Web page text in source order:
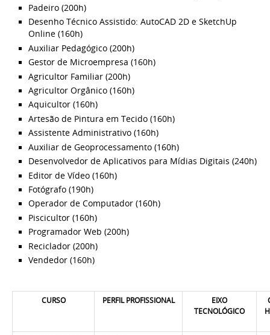
Padeiro (200h)
Desenho Técnico Assistido: AutoCAD 2D e SketchUp
Online (160h)
Auxiliar Pedagógico (200h)
Gestor de Microempresa (160h)
Agricultor Familiar (200h)
Agricultor Orgânico (160h)
Aquicultor (160h)
Artesão de Pintura em Tecido (160h)
Assistente Administrativo (160h)
Auxiliar de Geoprocessamento (160h)
Desenvolvedor de Aplicativos para Mídias Digitais (240h)
Editor de Vídeo (160h)
Fotógrafo (190h)
Operador de Computador (160h)
Piscicultor (160h)
Programador Web (200h)
Reciclador (200h)
Vendedor (160h)
CURSO PERFIL PROFISSIONAL
EIXO
TECNOLÓGICO